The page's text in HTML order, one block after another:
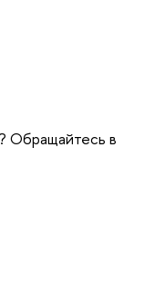
Обращайтесь в